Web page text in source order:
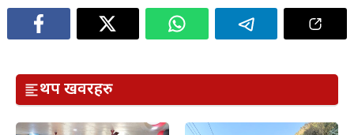
थप खवरहरु